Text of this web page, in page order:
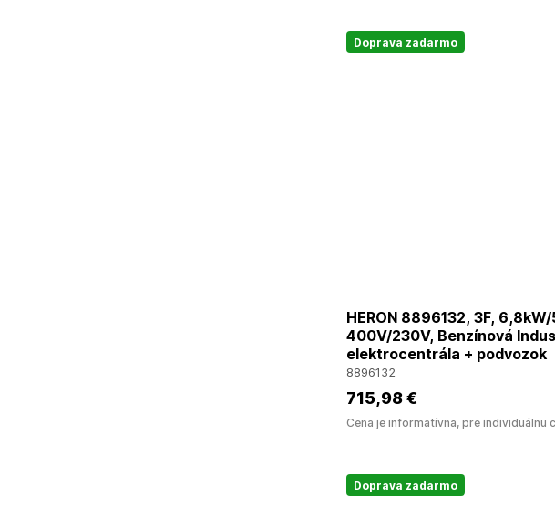
Doprava zadarmo
HERON 8896132, 3F,
400V/230V, Benzínová
elektrocentrála + podvozok
8896132
715,98 €
Cena je informatívna, pre individuálnu
Doprava zadarmo